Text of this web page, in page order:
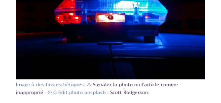
Image à des fins esthétiques. ⚠️ Signaler la photo ou l'article comme
inapproprié - © Crédit photo unsplash : Scott Rodgerson.